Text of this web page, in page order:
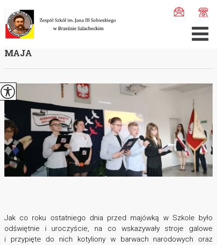
Apel z okazji roczni ...
APEL Z OKAZJI ROCZNICY KONSTYTUCJI 3
MAJA
Jak co roku ostatniego dnia przed majówką w Szkole było
odświętnie i uroczyście, na co wskazywały stroje galowe
i przypięte do nich kotyliony w barwach narodowych oraz